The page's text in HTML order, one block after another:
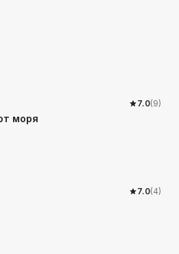
7.0(9)
моря
7.0(4)